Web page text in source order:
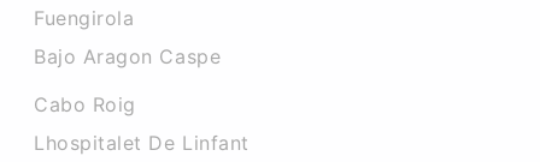
Fuengirola
Bajo Aragon Caspe
Cabo Roig
Lhospitalet De Linfant